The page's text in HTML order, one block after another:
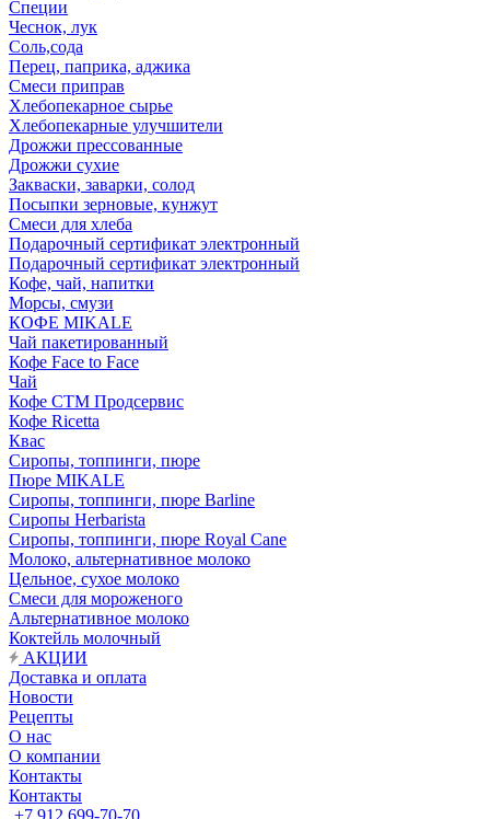
Специи
Чеснок, лук
Соль,сода
Перец, паприка, аджика
Смеси приправ
Хлебопекарное сырье
Хлебопекарные улучшители
Дрожжи прессованные
Дрожжи сухие
Закваски, заварки, солод
Посыпки зерновые, кунжут
Смеси для хлеба
Подарочный сертификат электронный
Подарочный сертификат электронный
Кофе, чай, напитки
Морсы, смузи
КОФЕ MIKALE
Чай пакетированный
Кофе Face to Face
Чай
Кофе СТМ Продсервис
Кофе Ricetta
Квас
Сиропы, топпинги, пюре
Пюре MIKALE
Сиропы, топпинги, пюре Barline
Сиропы Herbarista
Сиропы, топпинги, пюре Royal Cane
Молоко, альтернативное молоко
Цельное, сухое молоко
Смеси для мороженого
Альтернативное молоко
Коктейль молочный
АКЦИИ
Доставка и оплата
Новости
Рецепты
О нас
О компании
Контакты
Контакты
+7 912 699-70-70